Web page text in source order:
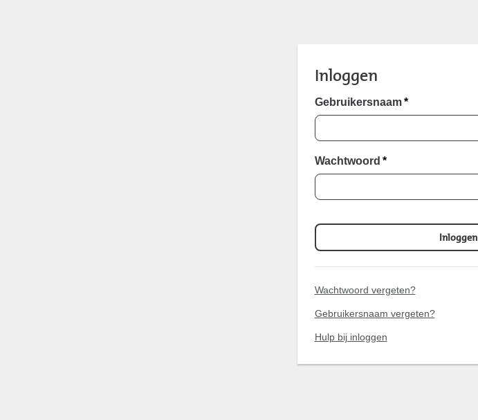
Inloggen
Gebruikersnaam *
Wachtwoord *
Inloggen
Wachtwoord vergeten?
Gebruikersnaam vergeten?
Hulp bij inloggen